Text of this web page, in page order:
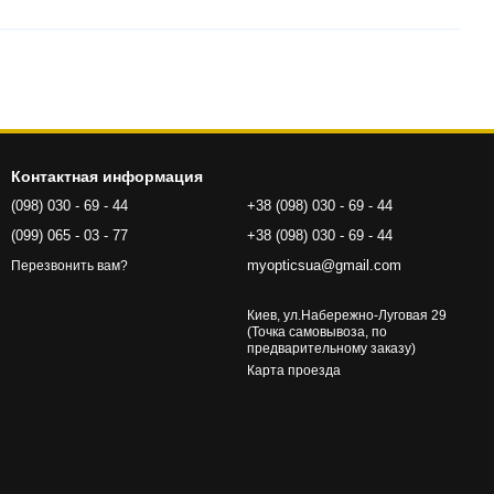
Контактная информация
(098) 030 - 69 - 44
(099) 065 - 03 - 77
Перезвонить вам?
+38 (098) 030 - 69 - 44
+38 (098) 030 - 69 - 44
myopticsua@gmail.com
Киев, ул.Набережно-Луговая 29
(Точка самовывоза, по
предварительному заказу)
Карта проезда